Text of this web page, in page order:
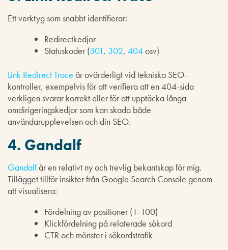
Ett verktyg som snabbt identifierar:
Redirectkedjor
Statuskoder (301, 302, 404osv)
Link Redirect Trace är ovärderligt vid tekniska SEO-
kontroller, exempelvis för att verifiera att en 404-sida
verkligen svarar korrekt eller för att upptäcka långa
omdirigeringskedjor som kan skada både
användarupplevelsen och din SEO.
4. Gandalf
Gandalfär en relativt ny och trevlig bekantskap för mig.
Tillägget tillför insikter från Google Search Console genom
att visualisera:
Fördelning av positioner (1-100)
Klickfördelning på relaterade sökord
CTR och mönster i sökordstrafik